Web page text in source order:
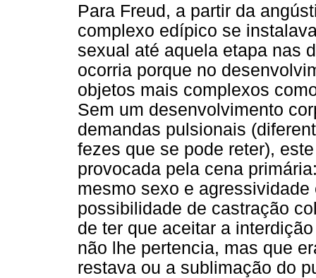
Para Freud, a partir da
complexo edípico se
sexual até aquela etapa nas
ocorria porque no
objetos mais complexos
Sem um desenvolvimento
demandas pulsionais
fezes que se pode reter),
provocada pela cena
mesmo sexo e
possibilidade de castração
de ter que aceitar a
não lhe pertencia, mas que
restava ou a sublimação do